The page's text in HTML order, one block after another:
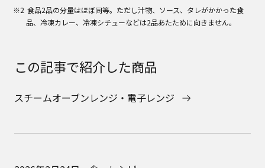
食品2品の分量はほぼ同等。ただし汁物、ソース、タレがかかった食
品、冷凍カレー、冷凍シチューなどは2品あたために向きません。
この記事で紹介した商品
スチームオーブンレンジ・電子レンジ